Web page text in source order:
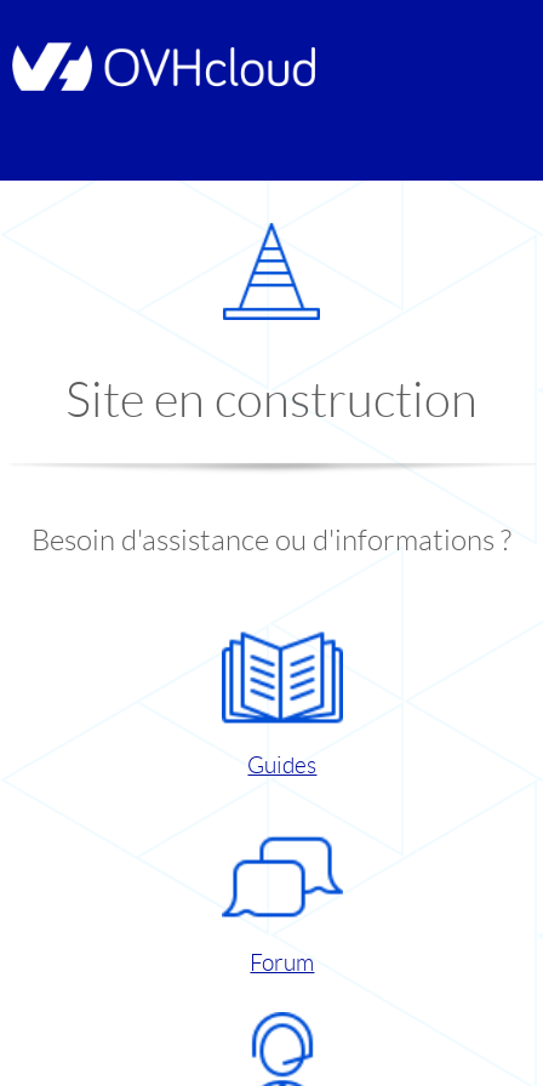
Site en construction
Besoin d'assistance ou d'informations ?
Guides
Forum